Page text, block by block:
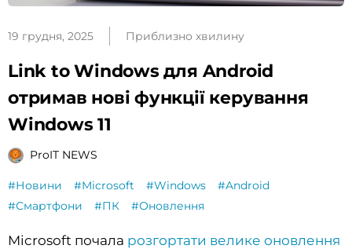
19 грудня, 2025 Приблизно хвилину
Link to Windows для Android
отримав нові функції керування
Windows 11
ProIT NEWS
#Новини #Microsoft #Windows
#Android
#Смартфони
#ПК #Оновлення
Microsoft почала розгортати велике оновлення